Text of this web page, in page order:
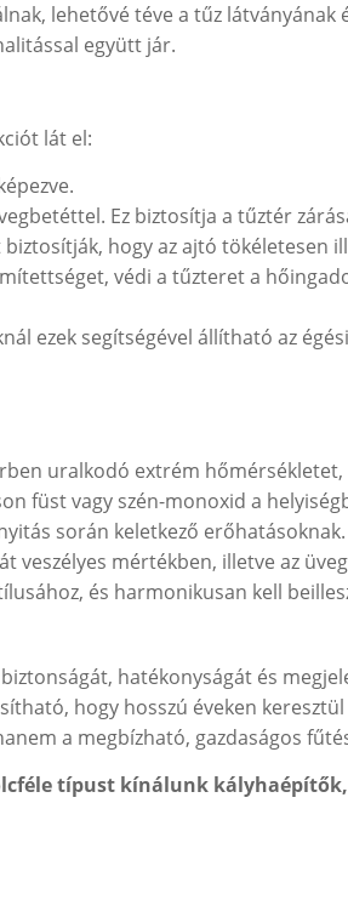
lehetővé téve a tűz látványának
együtt jár.
lát el:
Ez biztosítja a tűztér
hogy az ajtó tökéletesen
védi a tűzteret a
ezek segítségével állítható az
uralkodó extrém
füst vagy szén-monoxid a
során keletkező erőhatásoknak.
veszélyes mértékben, illetve az
és harmonikusan kell
hatékonyságát és
hogy hosszú éveken
a megbízható, gazdaságos
típust kínálunk